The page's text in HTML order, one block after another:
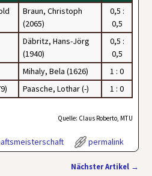
Braun, Christoph
(2065)
0,5 :
0,5
Däbritz, Hans-Jörg
(1940)
0,5 :
0,5
Mihaly, Bela (1626)
1 : 0
Paasche, Lothar (-) 1 : 0
Quelle: Claus Roberto, MTU
permalink
Nächster Artikel →